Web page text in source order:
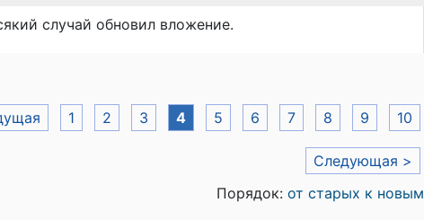
случай обновил вложение.
1 2 3 4 5 6 7 8 9 10
Следующая >
Порядок: от старых к новым